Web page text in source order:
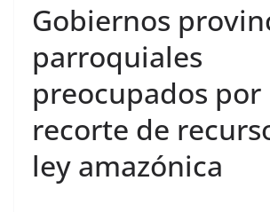
Gobiernos
parroquiales
preocupados
recorte de
ley amazónica